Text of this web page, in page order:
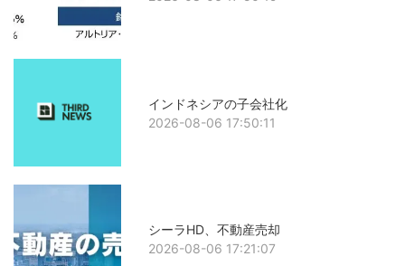
インドネシアの子会社化
2026-08-06 17:50:11
シーラHD、不動産売却
2026-08-06 17:21:07